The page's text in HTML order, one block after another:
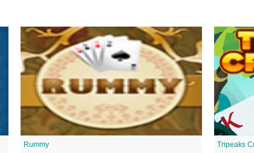
Rummy Tripeaks